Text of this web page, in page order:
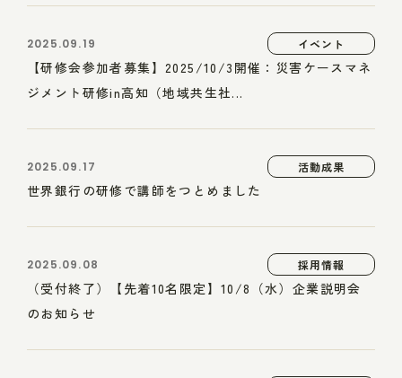
2025.09.19 イベント
【研修会参加者募集】2025/10/3開催：災害ケースマネ
ジメント研修in高知（地域共生社...
2025.09.17 活動成果
世界銀行の研修で講師をつとめました
2025.09.08 採用情報
（受付終了）【先着10名限定】10/8（水）企業説明会
のお知らせ